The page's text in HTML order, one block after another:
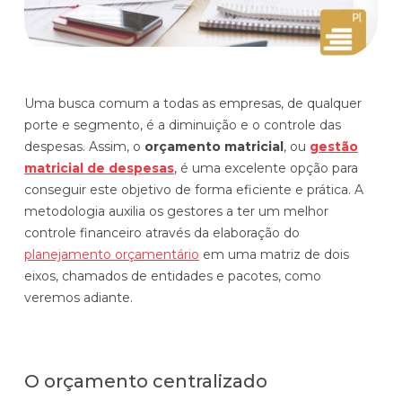
Prophix Fluxo (Cash Management)
de caixa.
Complexidade de gestão de caixa baixa e média
Empresas que faturam entre R$30M e R$200M por ano
Conheça o produto
Demonstração Gratuita
orçamentária
Distribuição e Logística
Uma busca comum a todas as empresas, de qualquer
porte e segmento, é a diminuição e o controle das
despesas. Assim, o orçamento matricial, ou gestão
matricial de despesas, é uma excelente opção para
conseguir este objetivo de forma eficiente e prática. A
metodologia auxilia os gestores a ter um melhor
controle financeiro através da elaboração do
planejamento orçamentário em uma matriz de dois
eixos, chamados de entidades e pacotes, como
veremos adiante.
O orçamento centralizado